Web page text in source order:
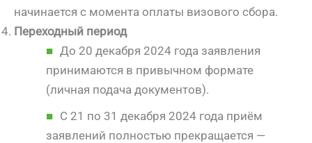
начинается с момента оплаты визового сбора.
Переходный период
До 20 декабря 2024 года заявления
принимаются в привычном формате
(личная подача документов).
С 21 по 31 декабря 2024 года приём
заявлений полностью прекращается —